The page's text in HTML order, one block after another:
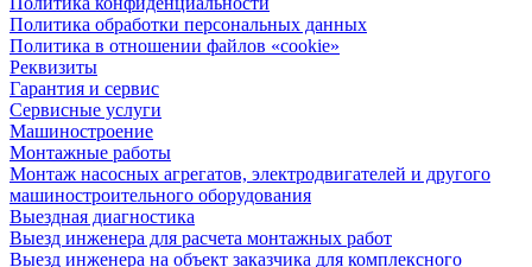
Политика обработки персональных данных
Политика в отношении файлов «cookie»
Реквизиты
Гарантия и сервис
Сервисные услуги
Машиностроение
Монтажные работы
Монтаж насосных агрегатов, электродвигателей и другого
машиностроительного оборудования
Выездная диагностика
Выезд инженера для расчета монтажных работ
Выезд инженера на объект заказчика для комплексного